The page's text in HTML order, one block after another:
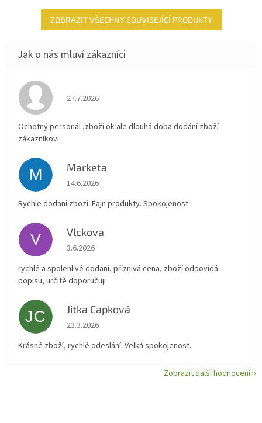
ZOBRAZIT VŠECHNY SOUVISEJÍCÍ PRODUKTY
Hodnocení obchodu je 4 z 5 hvězdiček.
27.7.2026
Ochotný personál ,zboží ok ale dlouhá doba dodání zboží
zákazníkovi.
M Marketa
Hodnocení obchodu je 5 z 5 hvězdiček.
14.6.2026
Rychle dodani zbozi. Fajn produkty. Spokojenost.
V Vlckova
Hodnocení obchodu je 5 z 5 hvězdiček.
3.6.2026
rychlé a spolehlivé dodání, příznivá cena, zboží odpovídá
popisu, určitě doporučuji
JC Jitka Capková
Hodnocení obchodu je 5 z 5 hvězdiček.
23.3.2026
Krásné zboží, rychlé odeslání. Velká spokojenost.
Zobrazit další hodnocení